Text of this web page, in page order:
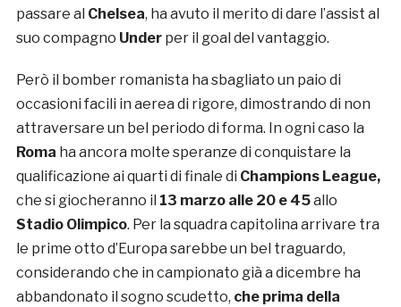
passare al Chelsea, ha avuto il merito di dare l’assist al
suo compagno Underper il goal del vantaggio.
Però il bomber romanista ha sbagliato un paio di
occasioni facili in aerea di rigore, dimostrando di non
attraversare un bel periodo di forma. In ogni caso la
Roma ha ancora molte speranze di conquistare la
qualificazione ai quarti di finale di Champions League,
che si giocheranno il 13 marzo alle 20 e 45allo
Stadio Olimpico. Per la squadra capitolina arrivare tra
le prime otto d’Europa sarebbe un bel traguardo,
considerando che in campionato già a dicembre ha
abbandonato il sogno scudetto, che prima della